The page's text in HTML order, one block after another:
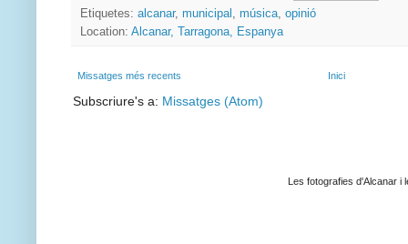
Etiquetes: alcanar, municipal música opinió
Location: Alcanar, Tarragona, Espanya
Missatges més recents Inici
Subscriure's a: Missatges (Atom)
Les fotografies d'Alcanar i